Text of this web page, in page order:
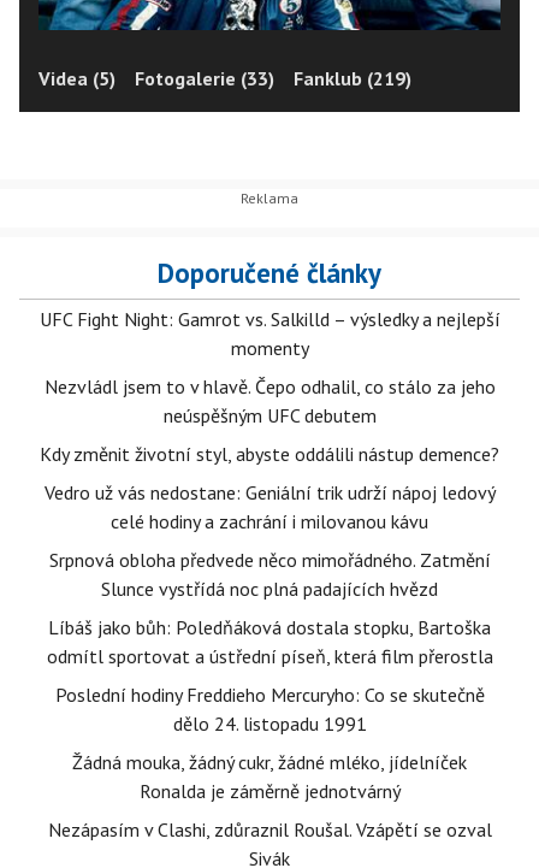
Videa (5) Fotogalerie (33) Fanklub (219)
Doporučené články
UFC Fight Night: Gamrot vs. Salkilld – výsledky a nejlepší
momenty
Nezvládl jsem to v hlavě. Čepo odhalil, co stálo za jeho
neúspěšným UFC debutem
Kdy změnit životní styl, abyste oddálili nástup demence?
Vedro už vás nedostane: Geniální trik udrží nápoj ledový
celé hodiny a zachrání i milovanou kávu
Srpnová obloha předvede něco mimořádného. Zatmění
Slunce vystřídá noc plná padajících hvězd
Líbáš jako bůh: Poledňáková dostala stopku, Bartoška
odmítl sportovat a ústřední píseň, která film přerostla
Poslední hodiny Freddieho Mercuryho: Co se skutečně
dělo 24. listopadu 1991
Žádná mouka, žádný cukr, žádné mléko, jídelníček
Ronalda je záměrně jednotvárný
Nezápasím v Clashi, zdůraznil Roušal. Vzápětí se ozval
Sivák